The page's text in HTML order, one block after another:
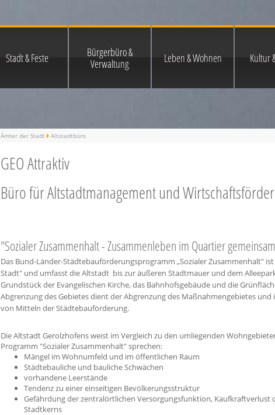
Stadt & Feste
Bürgerbüro &
Verwaltung
Leben & Wohnen Kultur
Ämter der Stadt Altstadtbüro
GEO Attraktiv
Büro für Altstadtmanagement und
"Sozialer Zusammenhalt - Zusammenleben im Quartier
Das Bund-Länder-Städtebauförderungsprogramm „Sozialer Zusammenhalt"
Stadt" und umfasst die Altstadt bis zur äußeren Stadtmauer und dem
Grundstück der Evangelischen Kirche, das Bahnhofsgebäude und die
Abgrenzung des Gebietes dient der Abgrenzung des Maßnahmengebietes
von Mitteln der Städtebauförderung.
Die Altstadt Gerolzhofens weist im Vergleich zu den umliegenden
Programm "Sozialer Zusammenhalt" sprechen:
Mängel im Wohnumfeld und im öffentlichen Raum
Städtebauliche und bauliche Schwächen
vorhandene Leerstände
Tendenz zu einer einseitigen Bevölkerungsstruktur
Gefährdung der zentralörtlichen Versorgungsfunktion, Kaufkraftverlust
Stadtkerns